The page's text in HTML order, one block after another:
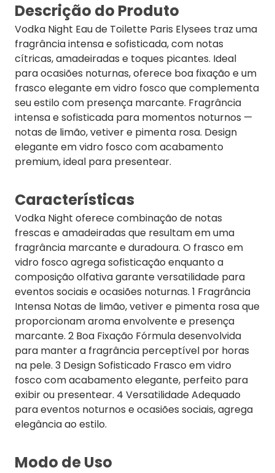
Descrição do Produto
Vodka Night Eau de Toilette Paris Elysees traz uma
fragrância intensa e sofisticada, com notas
cítricas, amadeiradas e toques picantes. Ideal
para ocasiões noturnas, oferece boa fixação e um
frasco elegante em vidro fosco que complementa
seu estilo com presença marcante. Fragrância
intensa e sofisticada para momentos noturnos —
notas de limão, vetiver e pimenta rosa. Design
elegante em vidro fosco com acabamento
premium, ideal para presentear.
Características
Vodka Night oferece combinação de notas
frescas e amadeiradas que resultam em uma
fragrância marcante e duradoura. O frasco em
vidro fosco agrega sofisticação enquanto a
composição olfativa garante versatilidade para
eventos sociais e ocasiões noturnas. 1 Fragrância
Intensa Notas de limão, vetiver e pimenta rosa que
proporcionam aroma envolvente e presença
marcante. 2 Boa Fixação Fórmula desenvolvida
para manter a fragrância perceptível por horas
na pele. 3 Design Sofisticado Frasco em vidro
fosco com acabamento elegante, perfeito para
exibir ou presentear. 4 Versatilidade Adequado
para eventos noturnos e ocasiões sociais, agrega
elegância ao estilo.
Modo de Uso